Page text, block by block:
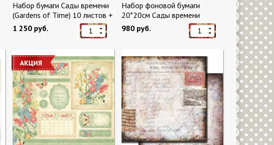
Набор бумаги Сады времени
(Gardens of Time) 10 листов +
бонус от Stamperia
1 250 руб.
Набор фоновой бумаги
20*20см Сады времени
(Gardens of Time) 10 листов +
бонус от Stamperia
980 руб.